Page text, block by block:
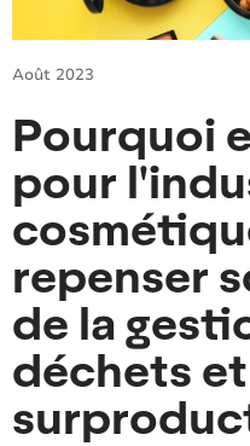
Août 2023
Pourquoi
pour
repenser
de la
déchets